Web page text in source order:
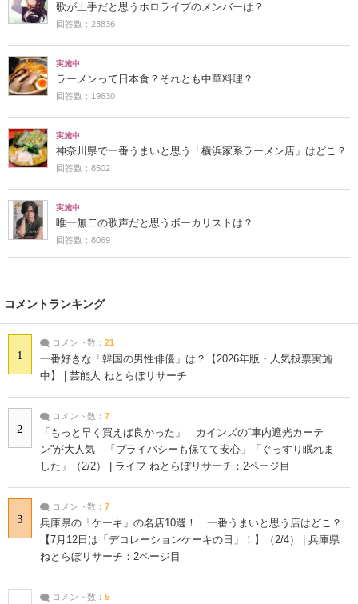
歌が上手だと思うホロライブのメンバーは？
回答数：23836
実施中
ラーメンって日本食？それとも中華料理？
回答数：19630
実施中
神奈川県で一番うまいと思う「横浜家系ラーメン店」はどこ？
回答数：8502
実施中
唯一無二の歌声だと思うボーカリストは？
回答数：8069
コメントランキング
1
コメント数： 21
一番好きな「韓国の男性俳優」は？【2026年版・人気投票実施
中】 | 芸能人 ねとらぼリサーチ
2
コメント数： 7
「もっと早く買えば良かった」 カインズの“車内遮光カーテ
ン”が大人気 「プライバシーも保てて安心」「ぐっすり眠れま
した」（2/2） | ライフ ねとらぼリサーチ：2ページ目
3
コメント数： 7
兵庫県の「ケーキ」の名店10選！ 一番うまいと思う店はどこ？
【7月12日は「デコレーションケーキの日」！】（2/4） | 兵庫県
ねとらぼリサーチ：2ページ目
コメント数： 5